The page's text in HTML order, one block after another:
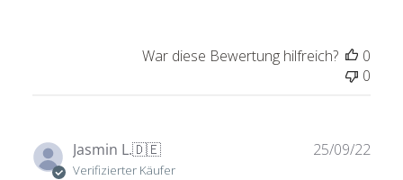
War diese Bewertung hilfreich?
0
0
Jasmin L.🇩🇪
Verifizierter Käufer
25/09/22